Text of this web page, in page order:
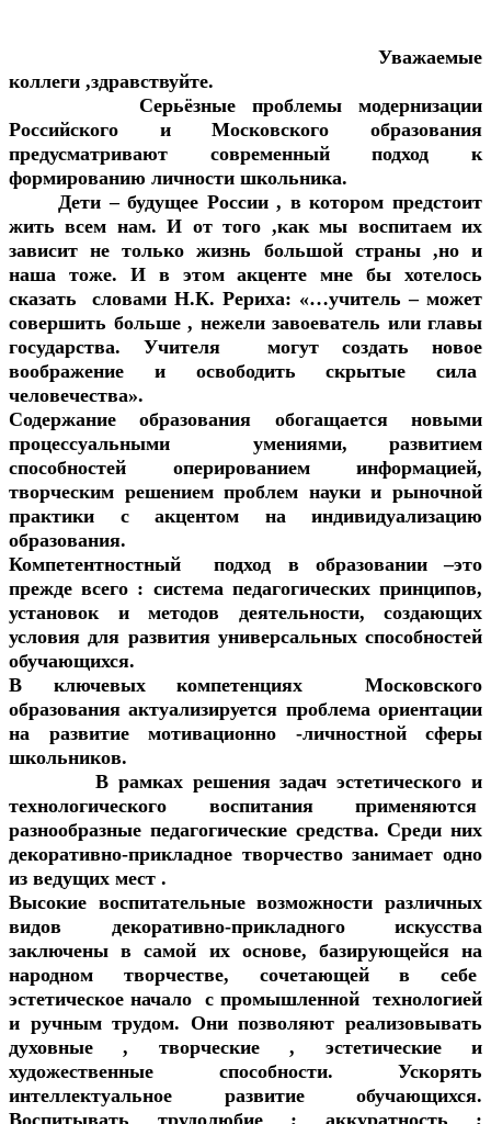
Уважаемые
коллеги ,здравствуйте.
Серьёзные проблемы модернизации
Российского и Московского образования
предусматривают современный подход к
формированию личности школьника.
Дети – будущее России , в котором предстоит
жить всем нам. И от того ,как мы воспитаем их
зависит не только жизнь большой страны ,но и
наша тоже. И в этом акценте мне бы хотелось
сказать словами Н.К. Рериха: «…учитель – может
совершить больше , нежели завоеватель или главы
государства. Учителя могут создать новое
воображение и освободить скрытые сила
человечества».
Содержание образования обогащается новыми
процессуальными умениями, развитием
способностей оперированием информацией,
творческим решением проблем науки и рыночной
практики с акцентом на индивидуализацию
образования.
Компетентностный подход в образовании –это
прежде всего : система педагогических принципов,
установок и методов деятельности, создающих
условия для развития универсальных способностей
обучающихся.
В ключевых компетенциях Московского
образования актуализируется проблема ориентации
на развитие мотивационно -личностной сферы
школьников.
В рамках решения задач эстетического и
технологического воспитания применяются
разнообразные педагогические средства. Среди них
декоративно-прикладное творчество занимает одно
из ведущих мест .
Высокие воспитательные возможности различных
видов декоративно-прикладного искусства
заключены в самой их основе, базирующейся на
народном творчестве, сочетающей в себе
эстетическое начало с промышленной технологией
и ручным трудом. Они позволяют реализовывать
духовные , творческие , эстетические и
художественные способности. Ускорять
интеллектуальное развитие обучающихся.